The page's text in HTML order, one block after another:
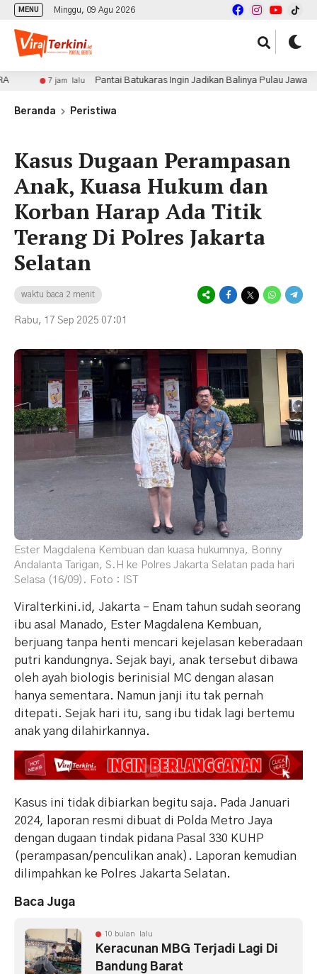
MENU Minggu, 09 Agu 2026
7 jam lalu Pantai Batukaras Ingin Jadikan Balinya Pulau Jawa 7
Beranda Peristiwa
Kasus Dugaan Perampasan
Anak, Kuasa Hukum dan
Korban Harap Ada Titik
Terang Di Polres Jakarta
Selatan
waktu baca 2 menit
Rabu, 17 Sep 2025 07:01
Ester Magdalena Kembuan dan kuasa hukumnya, Bonny
Andalanta Tarigan, S.H ke Polres Jakarta Selatan pada hari
Selasa (16/09). Foto : IST
Viralterkini.id, Jakarta – Enam tahun sudah seorang
ibu asal Manado, Ester Magdalena Kembuan,
berjuang tanpa henti mencari kejelasan keberadaan
putri kandungnya. Sejak bayi, anak tersebut dibawa
oleh ayah biologis berinisial MC dengan alasan
hanya sementara. Namun janji itu tak pernah
ditepati. Sejak hari itu, sang ibu tidak lagi bertemu
anak yang dilahirkannya.
Kasus ini tidak dibiarkan begitu saja. Pada Januari
2024, laporan resmi dibuat di Polda Metro Jaya
dengan dugaan tindak pidana Pasal 330 KUHP
(perampasan/penculikan anak). Laporan kemudian
dilimpahkan ke Polres Jakarta Selatan.
Baca Juga
10 bulan lalu
Keracunan MBG Terjadi Lagi Di
Bandung Barat